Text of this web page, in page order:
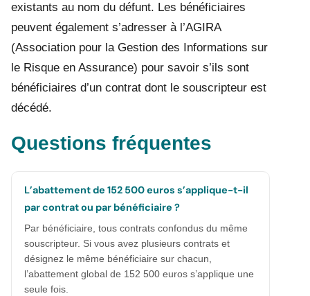
existants au nom du défunt. Les bénéficiaires
peuvent également s’adresser à l’AGIRA
(Association pour la Gestion des Informations sur
le Risque en Assurance) pour savoir s’ils sont
bénéficiaires d’un contrat dont le souscripteur est
décédé.
Questions fréquentes
L’abattement de 152 500 euros s’applique-t-il
par contrat ou par bénéficiaire ?
Par bénéficiaire, tous contrats confondus du même
souscripteur. Si vous avez plusieurs contrats et
désignez le même bénéficiaire sur chacun,
l’abattement global de 152 500 euros s’applique une
seule fois.